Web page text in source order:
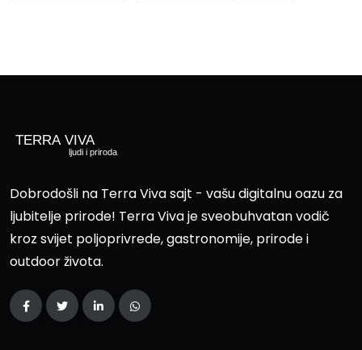
Dobrodošli na Terra Viva sajt - vašu digitalnu oazu za
ljubitelje prirode! Terra Viva je sveobuhvatan vodič
kroz svijet poljoprivrede, gastronomije, prirode i
outdoor života.